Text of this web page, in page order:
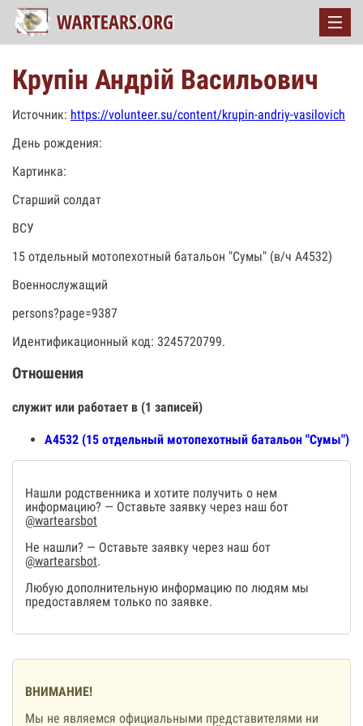
Крупін Андрій Васильович
Источник: https://volunteer.su/content/krupin-andriy-vasilovich
День рождения:
Картинка:
Старший солдат
ВСУ
15 отдельный мотопехотный батальон "Сумы" (в/ч А4532)
Военнослужащий
persons?page=9387
Идентификационный код: 3245720799.
Отношения
служит или работает в (1 записей)
А4532 (15 отдельный мотопехотный батальон "Сумы")
Нашли родственника и хотите получить о нем
информацию? — Оставьте заявку через наш бот
@wartearsbot
Не нашли? — Оставьте заявку через наш бот
@wartearsbot.
Любую дополнительную информацию по людям мы
предоставляем только по заявке.
ВНИМАНИЕ!
Мы не являемся официальными представителями ни